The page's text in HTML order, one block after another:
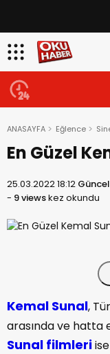
ANASAYFA Eğlence
En Güzel
25.03.2022 18:12
- 9 viewskez okundu
Kemal Sunal,
arasında ve hatta
Sunal filmleri